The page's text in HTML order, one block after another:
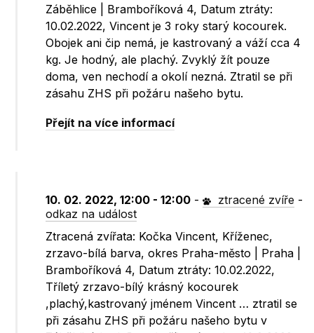
Záběhlice | Bramboříková 4, Datum ztráty:
10.02.2022, Vincent je 3 roky starý kocourek.
Obojek ani čip nemá, je kastrovaný a váží cca 4
kg. Je hodný, ale plachý. Zvyklý žít pouze
doma, ven nechodí a okolí nezná. Ztratil se při
zásahu ZHS při požáru našeho bytu.
Přejít na více informací
10. 02. 2022, 12:00 - 12:00 - ztracené zvíře -
odkaz na událost
Ztracená zvířata: Kočka Vincent, Kříženec,
zrzavo-bílá barva, okres Praha-město | Praha |
Bramboříková 4, Datum ztráty: 10.02.2022,
Tříletý zrzavo-bílý krásný kocourek
,plachý,kastrovaný jménem Vincent … ztratil se
při zásahu ZHS při požáru našeho bytu v